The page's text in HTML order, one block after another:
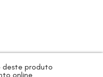
deste produto
online